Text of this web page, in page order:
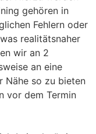
gehören in
Fehlern oder
realitätsnaher
wir an 2
an eine
Nähe so zu bieten
vor dem Termin